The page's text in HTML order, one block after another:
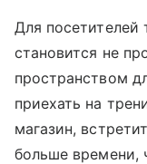
Для посетителей
становится не
пространством
приехать на
магазин,
больше времени,